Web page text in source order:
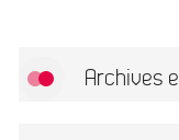
Archives